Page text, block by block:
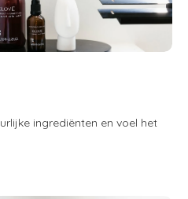
ingrediënten en voel het